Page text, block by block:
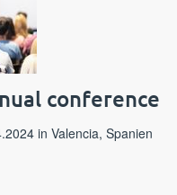
conference
in Valencia, Spanien